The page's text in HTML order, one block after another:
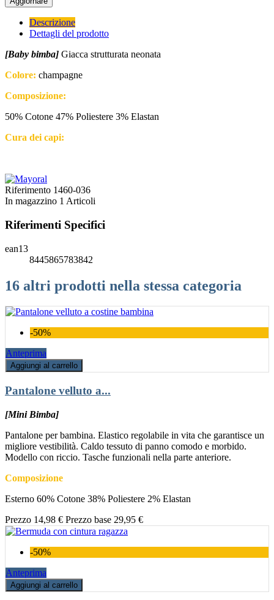
Descrizione
Dettagli del prodotto
[Baby bimba] Giacca strutturata neonata
Colore: champagne
Composizione:
50% Cotone 47% Poliestere 3% Elastan
Cura dei capi:
Riferimento 1460-036
In magazzino 1 Articoli
Riferimenti Specifici
ean13
8445865783842
16 altri prodotti nella stessa categoria
-50%
Anteprima
Aggiungi al carrello
Pantalone velluto a...
[Mini Bimba]
Pantalone per bambina. Elastico regolabile in vita che garantisce un
migliore vestibilità. Caldo tessuto di panno comodo e morbido.
Modello con riccio. Tasche funzionali nella parte anteriore.
Composizione
Esterno 60% Cotone 38% Poliestere 2% Elastan
Prezzo 14,98 € Prezzo base 29,95 €
-50%
Anteprima
Aggiungi al carrello